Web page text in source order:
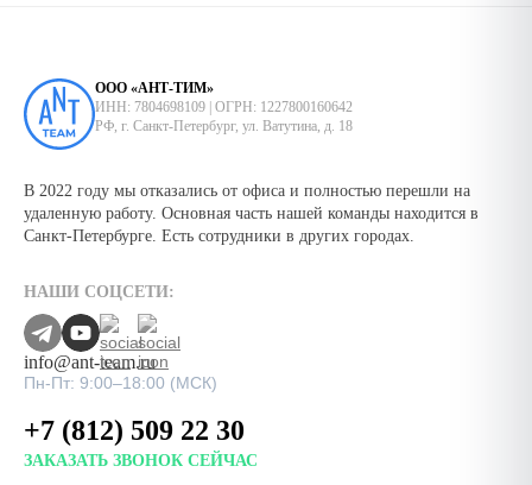
ООО «АНТ-ТИМ»
ИНН: 7804698109 | ОГРН: 1227800160642
РФ, г. Санкт-Петербург, ул. Ватутина, д. 18
В 2022 году мы отказались от офиса и полностью перешли на
удаленную работу. Основная часть нашей команды находится в
Санкт-Петербурге. Есть сотрудники в других городах.
НАШИ СОЦСЕТИ:
info@ant-team.ru
Пн-Пт: 9:00–18:00 (МСК)
+7 (812) 509 22 30
ЗАКАЗАТЬ ЗВОНОК СЕЙЧАС